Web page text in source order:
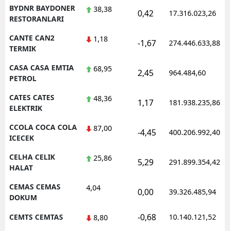
BYDNR BAYDONER
RESTORANLARI
38,38 0,42 17.316.023,26
CANTE CAN2
TERMIK
1,18 -1,67 274.446.633,88
CASA CASA EMTIA
PETROL
68,95 2,45 964.484,60
CATES CATES
ELEKTRIK
48,36 1,17 181.938.235,86
CCOLA COCA COLA
ICECEK
87,00 -4,45 400.206.992,40
CELHA CELIK
HALAT
25,86 5,29 291.899.354,42
CEMAS CEMAS
DOKUM
4,04 0,00 39.326.485,94
CEMTS CEMTAS 8,80 -0,68 10.140.121,52